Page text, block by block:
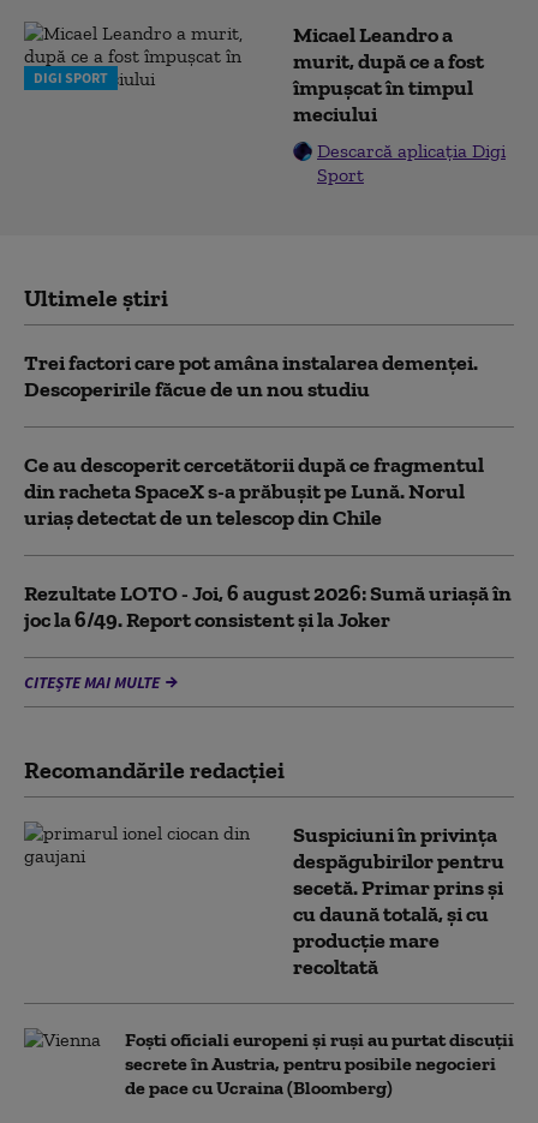
DIGI SPORT
Micael Leandro a
murit, după ce a fost
împușcat în timpul
meciului
Descarcă aplicația Digi
Sport
Ultimele știri
Trei factori care pot amâna instalarea demenţei.
Descoperirile făcue de un nou studiu
Ce au descoperit cercetătorii după ce fragmentul
din racheta SpaceX s-a prăbușit pe Lună. Norul
uriaș detectat de un telescop din Chile
Rezultate LOTO - Joi, 6 august 2026: Sumă uriașă în
joc la 6/49. Report consistent și la Joker
CITEȘTE MAI MULTE
Recomandările redacţiei
Suspiciuni în privința
despăgubirilor pentru
secetă. Primar prins și
cu daună totală, și cu
producție mare
recoltată
Foști oficiali europeni și ruși au purtat discuții
secrete în Austria, pentru posibile negocieri
de pace cu Ucraina (Bloomberg)